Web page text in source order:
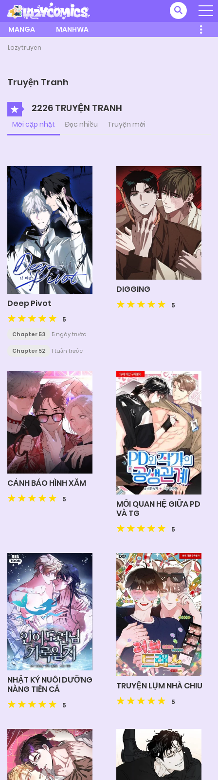
MANGA MANHWA
Lazytruyen
Truyện Tranh
2226 TRUYỆN TRANH
Mới cập nhật Đọc nhiều Truyện mới
Deep Pivot
5
Chapter 53 5 ngày trước
Chapter 52 1 tuần trước
DIGGING
5
CẢNH BÁO HÌNH XĂM
5
MỐI QUAN HỆ GIỮA PD
VÀ TG
5
NHẬT KÝ NUÔI DƯỠNG
NÀNG TIÊN CÁ
5
TRUYỆN LỤM NHÀ CHIU
5